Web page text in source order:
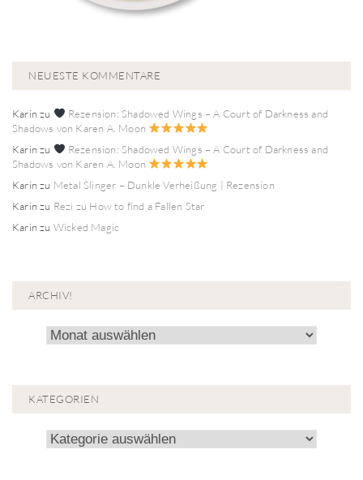
NEUESTE KOMMENTARE
Karinzu
Rezension: Shadowed Wings – A Court of Darkness and
Shadows von Karen A. Moon
Karinzu
Rezension: Shadowed Wings – A Court of Darkness and
Shadows von Karen A. Moon
Karinzu Metal Slinger – Dunkle Verheißung | Rezension
Karinzu Rezi zu How to find a Fallen Star
Karinzu Wicked Magic
ARCHIV!
Archiv!
KATEGORIEN
Kategorien